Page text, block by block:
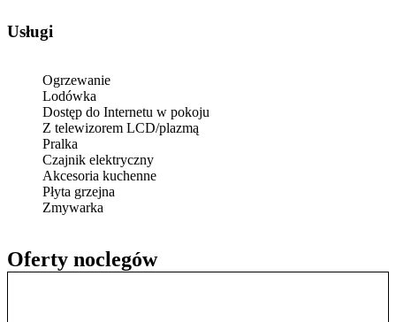
Oferty noclegów
Usługi
Ogrzewanie
Lodówka
Dostęp do Internetu w pokoju
Z telewizorem LCD/plazmą
Pralka
Czajnik elektryczny
Akcesoria kuchenne
Płyta grzejna
Zmywarka